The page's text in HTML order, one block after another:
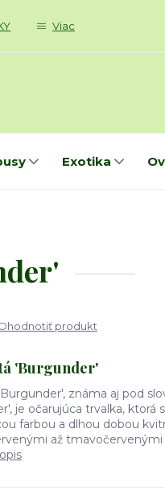
Viac
Exotika
produkt
'Burgunder'
známa aj pod
je očarujúca trvalka, ktorá
farbou a dlhou dobou
až